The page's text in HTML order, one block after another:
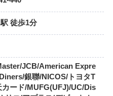
徒歩1分
JCB/American Expre
銀聯/NICOS/トヨタT
カード/MUFG(UFJ)/UC/Dis